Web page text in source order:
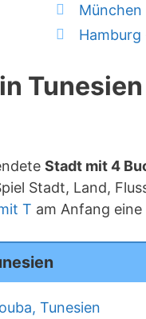
München
Hamburg
Stadt mit 4
Stadt, Land,
T am Anfang
Tunesien